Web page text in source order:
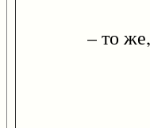
– то же,